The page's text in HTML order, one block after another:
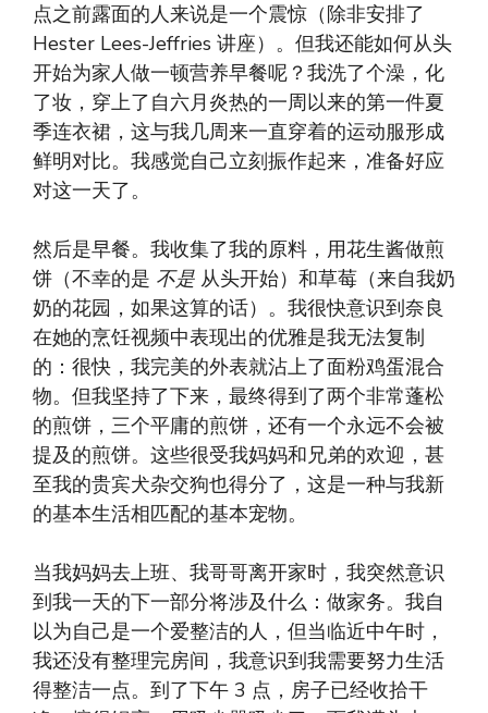
点之前露面的人来说是一个震惊（除非安排了
Hester Lees-Jeffries 讲座）。但我还能如何从头
开始为家人做一顿营养早餐呢？我洗了个澡，化
了妆，穿上了自六月炎热的一周以来的第一件夏
季连衣裙，这与我几周来一直穿着的运动服形成
鲜明对比。我感觉自己立刻振作起来，准备好应
对这一天了。
然后是早餐。我收集了我的原料，用花生酱做煎
饼（不幸的是 不是 从头开始）和草莓（来自我奶
奶的花园，如果这算的话）。我很快意识到奈良
在她的烹饪视频中表现出的优雅是我无法复制
的：很快，我完美的外表就沾上了面粉鸡蛋混合
物。但我坚持了下来，最终得到了两个非常蓬松
的煎饼，三个平庸的煎饼，还有一个永远不会被
提及的煎饼。这些很受我妈妈和兄弟的欢迎，甚
至我的贵宾犬杂交狗也得分了，这是一种与我新
的基本生活相匹配的基本宠物。
当我妈妈去上班、我哥哥离开家时，我突然意识
到我一天的下一部分将涉及什么：做家务。我自
以为自己是一个爱整洁的人，但当临近中午时，
我还没有整理完房间，我意识到我需要努力生活
得整洁一点。到了下午 3 点，房子已经收拾干